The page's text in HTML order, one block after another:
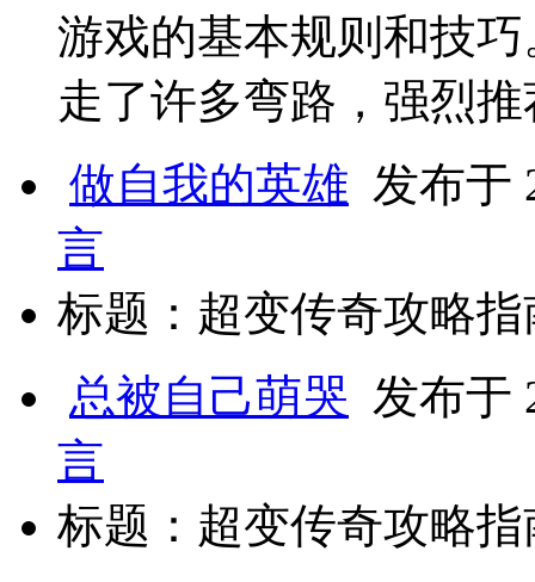
游戏的基本规则和技
走了许多弯路，强烈
做自我的英雄 发布于
言
标题：超变传奇攻略
总被自己萌哭 发布于
言
标题：超变传奇攻略